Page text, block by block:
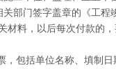
部门签字盖章的《工
材料，以后每次付款的，
，包括单位名称、填制